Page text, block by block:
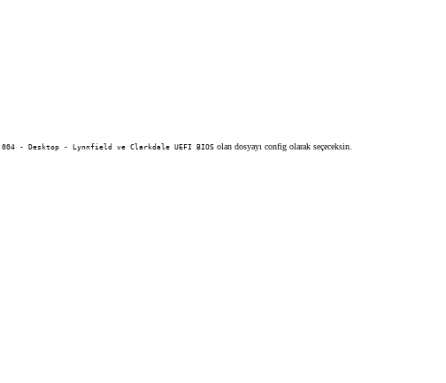
004 - Desktop - Lynnfield ve Clarkdale UEFI BIOS olan dosyayı config olarak seçeceksin.